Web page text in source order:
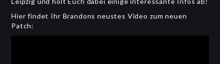
Hier findet Ihr Brandons neustes Video zum neuen
Patch: